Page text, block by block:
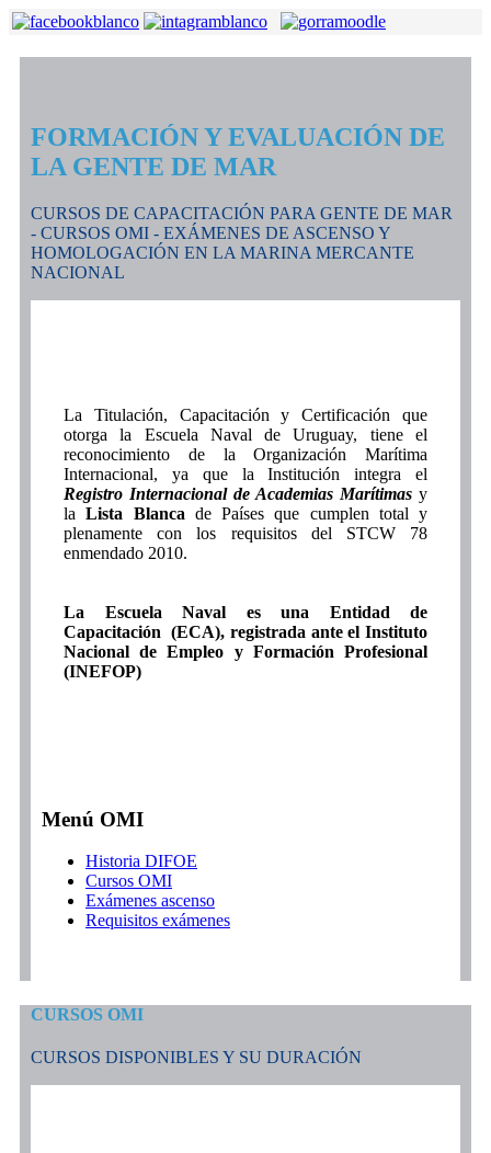
FORMACIÓN Y EVALUACIÓN DE
LA GENTE DE MAR
CURSOS DE CAPACITACIÓN PARA GENTE DE MAR
- CURSOS OMI - EXÁMENES DE ASCENSO Y
HOMOLOGACIÓN EN LA MARINA MERCANTE
NACIONAL
La Titulación, Capacitación y Certificación que
otorga la Escuela Naval de Uruguay, tiene el
reconocimiento de la Organización Marítima
Internacional, ya que la Institución integra el
Registro Internacional de Academias Marítimas y
la Lista Blanca de Países que cumplen total y
plenamente con los requisitos del STCW 78
enmendado 2010.
La Escuela Naval es una Entidad de
Capacitación (ECA), registrada ante el Instituto
Nacional de Empleo y Formación Profesional
(INEFOP)
Menú OMI
Historia DIFOE
Cursos OMI
Exámenes ascenso
Requisitos exámenes
CURSOS OMI
CURSOS DISPONIBLES Y SU DURACIÓN